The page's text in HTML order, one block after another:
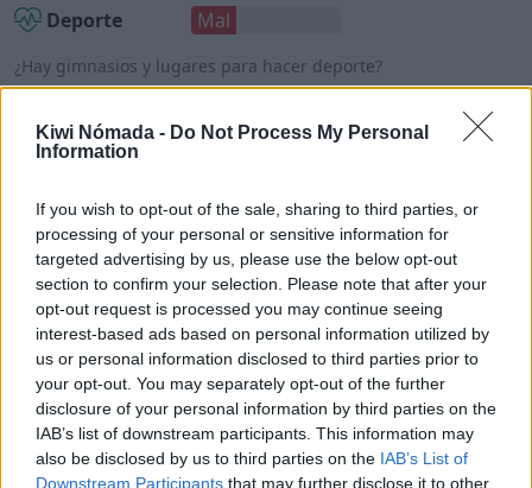
Kiwi Nómada - Do Not Process My Personal
Information
If you wish to opt-out of the sale, sharing to third parties, or
processing of your personal or sensitive information for
targeted advertising by us, please use the below opt-out
section to confirm your selection. Please note that after your
opt-out request is processed you may continue seeing
interest-based ads based on personal information utilized by
us or personal information disclosed to third parties prior to
your opt-out. You may separately opt-out of the further
disclosure of your personal information by third parties on the
IAB’s list of downstream participants. This information may
also be disclosed by us to third parties on the IAB’s List of
Downstream Participants that may further disclose it to other
Deporte Mal
¿Hay gimnasios y lugares para hacer deporte?
Mercados Mal
Porto Novo para nómadas
digitales
Una vez detallados los puntos anteriores, ¿Porto
Novo es un buen lugar para vivir como nómada
digital?